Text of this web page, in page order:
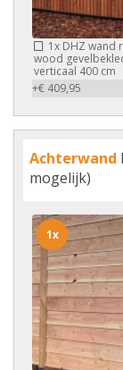
1x DHZ wand
wood
verticaal 400 cm
+€ 409,95
Achterwand
mogelijk)
1x